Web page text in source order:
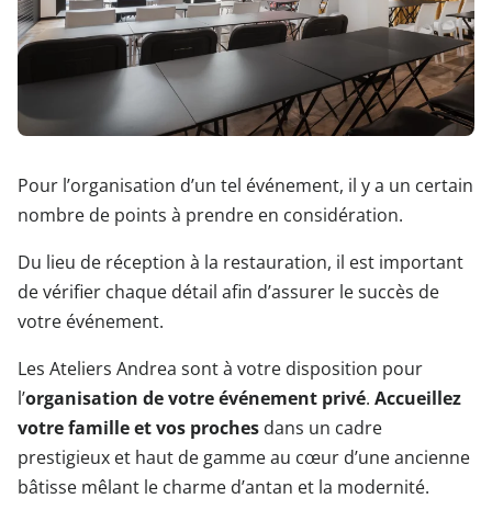
Pour l’organisation d’un tel événement, il y a un certain
nombre de points à prendre en considération.
Du lieu de réception à la restauration, il est important
de vérifier chaque détail afin d’assurer le succès de
votre événement.
Les Ateliers Andrea sont à votre disposition pour
l’organisation de votre événement privé. Accueillez
votre famille et vos proches dans un cadre
prestigieux et haut de gamme au cœur d’une ancienne
bâtisse mêlant le charme d’antan et la modernité.